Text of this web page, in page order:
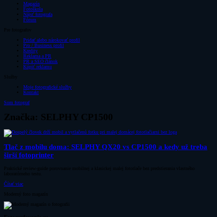
Magazín
Fotoškola
Nájsť fotografa
Fórum
Pre fotografov
Pridať alebo nárokovať profil
Pro / Business profil
Kredity
Reklama a PR
PR a SEO článok
Kúpiť reklamu
Služby
Moje fotografické služby
Kontakt
Som fotograf
Značka: SELPHY CP1500
Tlač z mobilu doma: SELPHY QX20 vs CP1500 a kedy už treba
širší fotoprinter
Praktické review-guide porovnanie mobilnej a klasickej malej fototlače bez predstierania vlastného
Čítať viac
Moderný foto magazín